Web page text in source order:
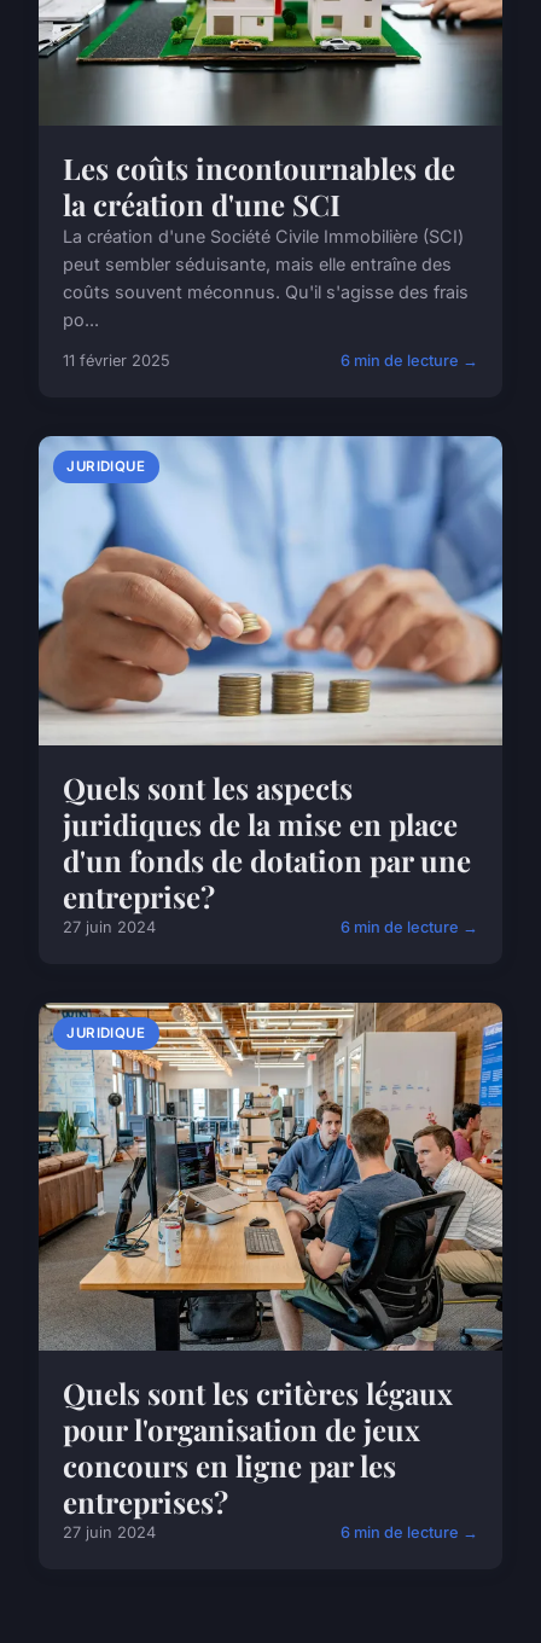
Les coûts incontournables de
la création d'une SCI
La création d'une Société Civile Immobilière (SCI)
peut sembler séduisante, mais elle entraîne des
coûts souvent méconnus. Qu'il s'agisse des frais
po...
11 février 2025 6 min de lecture →
JURIDIQUE
Quels sont les aspects
juridiques de la mise en place
d'un fonds de dotation par une
entreprise?
27 juin 2024 6 min de lecture →
JURIDIQUE
Quels sont les critères légaux
pour l'organisation de jeux
concours en ligne par les
entreprises?
27 juin 2024 6 min de lecture →